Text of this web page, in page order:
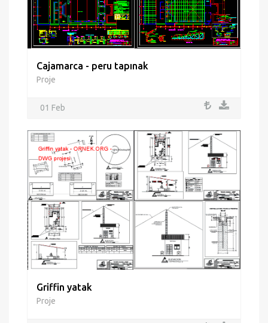
Cajamarca - peru tapınak
Proje
01 Feb
Griffin yatak
Proje